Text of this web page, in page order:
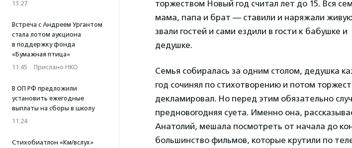
13:27
Встреча с Андреем Ургантом
стала лотом аукциона
в поддержку фонда
«Бумажная птица»
11:45 · Прислано НКО
В ОП РФ предложили
установить ежегодные
выплаты на сборы в школу
11:24
Стихобиатлон «Км/вслух»
торжеством Новый год считал лет до 15. Вся
мама, папа и брат — ставили и наряжали живую
звали гостей и сами ездили в гости к бабушке и
дедушке.
Семья собиралась за одним столом, дедушка
год сочинял по стихотворению и потом
декламировал. Но перед этим обязательно
предновогодняя суета. Именно она,
Анатолий, мешала посмотреть от начала до
большинство фильмов, которые крутили по